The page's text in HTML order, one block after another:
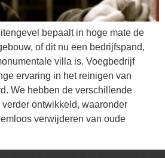
bepaalt in hoge mate de
of dit nu een bedrijfspand,
villa is. Voegbedrijf
ervaring in het reinigen van
We hebben de verschillende
ontwikkeld, waaronder
verwijderen van oude